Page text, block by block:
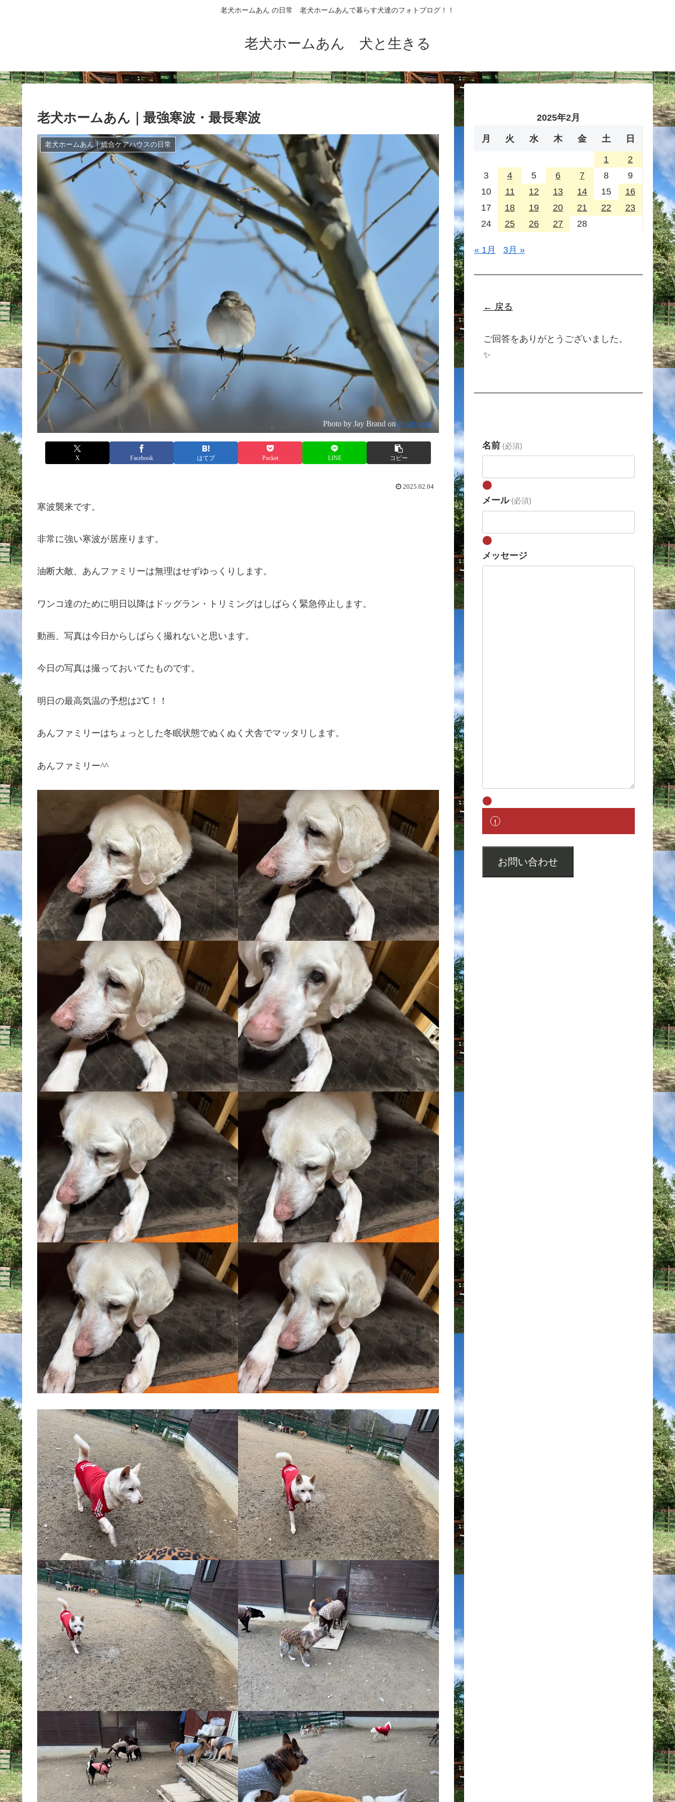
老犬ホームあん の日常 老犬ホームあんで暮らす犬達のフォトブログ！！
老犬ホームあん 犬と生きる
老犬ホームあん｜最強寒波・最長寒波
老犬ホームあん｜総合ケアハウスの日常
Photo by Jay Brand onPexels.com
X Facebook はてブ Pocket LINE コピー
2025.02.04
寒波襲来です。
非常に強い寒波が居座ります。
油断大敵、あんファミリーは無理はせずゆっくりします。
ワンコ達のために明日以降はドッグラン・トリミングはしばらく緊急停止します。
動画、写真は今日からしばらく撮れないと思います。
今日の写真は撮っておいてたものです。
明日の最高気温の予想は2℃！！
あんファミリーはちょっとした冬眠状態でぬくぬく犬舎でマッタリします。
あんファミリー^^
2025年2月
月 火 水 木 金 土 日
1
2
3
4 5 6 7 8
9
10
11 12 13 14 15
16
17
18 19 20 21 22
23
24
25 26 27 28
« 1月 3月 »
← 戻る
ご回答をありがとうございました。
✨
名前 (必須)
メール (必須)
メッセージ
お問い合わせ